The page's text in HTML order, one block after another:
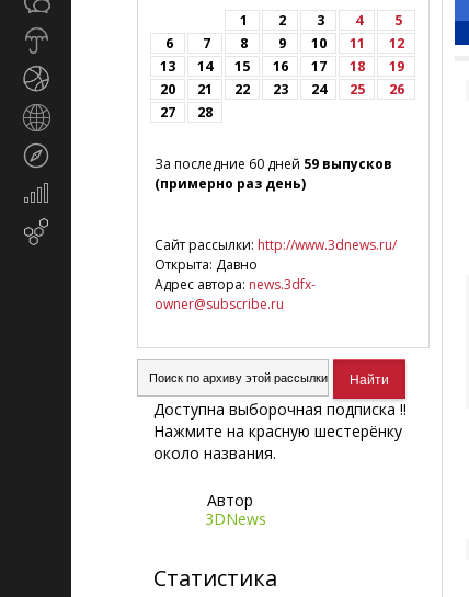
Экономика
маркетинг
1 2 3 4
5
6
7 8 9 10 11
12
13
14 15 16 17 18
19
20
21 22 23 24 25
26
27
28
За последние 60 дней 59 выпусков
(примерно раз день)
Сайт рассылки: http://www.3dnews.ru/
Открыта: Давно
Адрес автора: news.3dfx-
owner@subscribe.ru
Доступна выборочная подписка !!
Нажмите на красную шестерёнку
около названия.
Автор
3DNews
Статистика